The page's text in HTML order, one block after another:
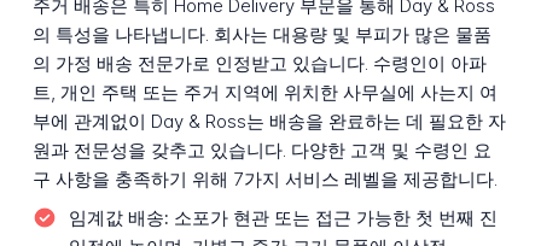
주거 배송은 특히 Home Delivery 부문을 통해 Day & Ross
의 특성을 나타냅니다. 회사는 대용량 및 부피가 많은 물품
의 가정 배송 전문가로 인정받고 있습니다. 수령인이 아파
트, 개인 주택 또는 주거 지역에 위치한 사무실에 사는지 여
부에 관계없이 Day & Ross는 배송을 완료하는 데 필요한 자
원과 전문성을 갖추고 있습니다. 다양한 고객 및 수령인 요
구 사항을 충족하기 위해 7가지 서비스 레벨을 제공합니다.
임계값 배송: 소포가 현관 또는 접근 가능한 첫 번째 진